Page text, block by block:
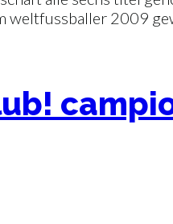
weltfussballer 2009